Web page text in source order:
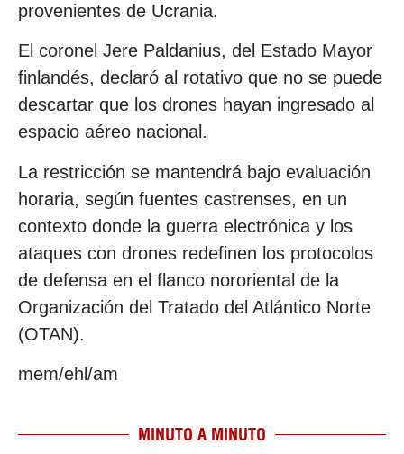
provenientes de Ucrania.
El coronel Jere Paldanius, del Estado Mayor
finlandés, declaró al rotativo que no se puede
descartar que los drones hayan ingresado al
espacio aéreo nacional.
La restricción se mantendrá bajo evaluación
horaria, según fuentes castrenses, en un
contexto donde la guerra electrónica y los
ataques con drones redefinen los protocolos
de defensa en el flanco nororiental de la
Organización del Tratado del Atlántico Norte
(OTAN).
mem/ehl/am
MINUTO A MINUTO